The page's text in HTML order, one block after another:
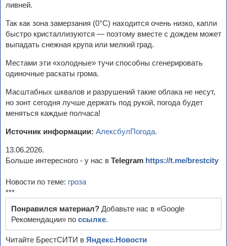
ливней.
Так как зона замерзания (0°C) находится очень низко, капли
быстро кристаллизуются — поэтому вместе с дождем может
выпадать снежная крупа или мелкий град.
Местами эти «холодные» тучи способны сгенерировать
одиночные раскаты грома.
Масштабных шквалов и разрушений такие облака не несут,
но зонт сегодня лучше держать под рукой, погода будет
меняться каждые полчаса!
Источник информации: АлексбулПогода.
13.06.2026.
Больше интересного - у нас в Telegram https://t.me/brestcity
Новости по теме: гроза
***
Понравился материал? Добавьте нас в «Google
Рекомендации» по ссылке.
Читайте БрестСИТИ в Яндекс.Новости